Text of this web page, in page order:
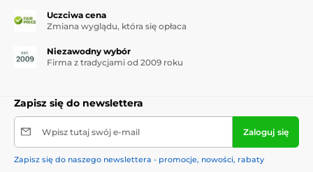
Uczciwa cena
Zmiana wyglądu, która się opłaca
Niezawodny wybór
Firma z tradycjami od 2009 roku
Zapisz się do newslettera
Wpisz tutaj swój e-mail Zaloguj się
Zapisz się do naszego newslettera - promocje, nowości, rabaty